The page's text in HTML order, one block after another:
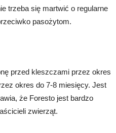
trzeba się martwić o regularne
pasożytom.
przed kleszczami przez okres
okres do 7-8 miesięcy. Jest
że Foresto jest bardzo
zwierząt.